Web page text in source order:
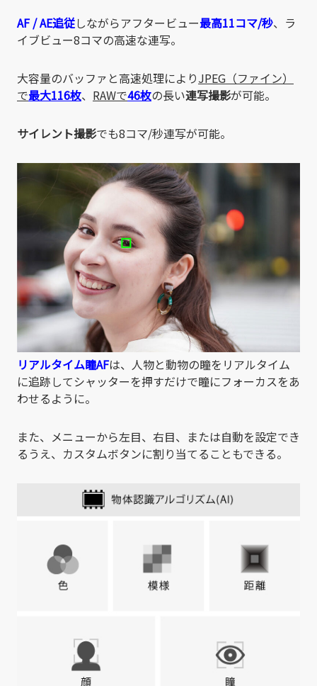
AF / AE追従しながらアフタービュー最高11コマ/秒、ラ
イブビュー8コマの高速な連写。
大容量のバッファと高速処理によりJPEG（ファイン）
で最大116枚、 RAWで46枚の長い連写撮影が可能。
サイレント撮影でも8コマ/秒連写が可能。
リアルタイム瞳AFは、人物と動物の瞳をリアルタイム
に追跡してシャッターを押すだけで瞳にフォーカスをあ
わせるように。
また、メニューから左目、右目、または自動を設定でき
るうえ、カスタムボタンに割り当てることもできる。